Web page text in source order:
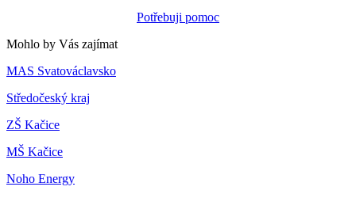
Potřebuji pomoc
Mohlo by Vás zajímat
MAS Svatováclavsko
Středočeský kraj
ZŠ Kačice
MŠ Kačice
Noho Energy